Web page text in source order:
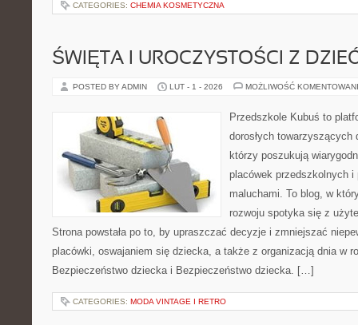
CATEGORIES: CHEMIA KOSMETYCZNA
ŚWIĘTA I UROCZYSTOŚCI Z
POSTED BY ADMIN LUT - 1 - 2026 MOŻLIWOŚĆ
Przedszkole Kubuś to
dorosłych
którzy poszukują
placówek przedszkolnych i
maluchami. To blog, w
rozwoju spotyka się z
Strona powstała po to, by upraszczać decyzje i zmniejszać
placówki, oswajaniem się dziecka, a także z organizacją dnia w
Bezpieczeństwo dziecka i Bezpieczeństwo dziecka. […]
CATEGORIES: MODA VINTAGE I RETRO